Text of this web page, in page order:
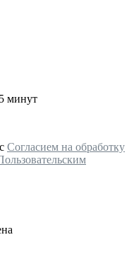
минут
Согласием на обработку